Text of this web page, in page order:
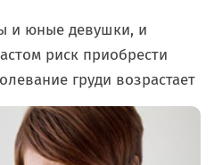
и юные девушки, и
риск приобрести
груди возрастает